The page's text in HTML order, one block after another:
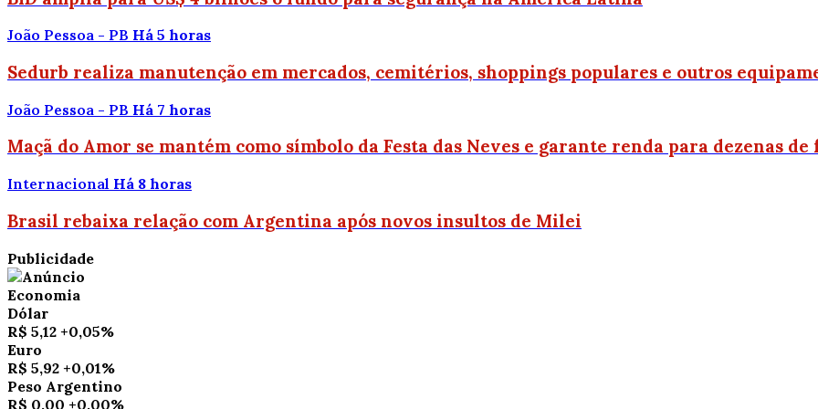
João Pessoa - PB Há 5 horas
Sedurb realiza manutenção em mercados, cemitérios, shoppings populares e outros
João Pessoa - PB Há 7 horas
Maçã do Amor se mantém como símbolo da Festa das Neves e garante renda para dezenas
Internacional Há 8 horas
Brasil rebaixa relação com Argentina após novos insultos de Milei
Publicidade
Economia
Dólar
R$ 5,12 +0,05%
Euro
R$ 5,92 +0,01%
Peso Argentino
R$ 0,00 +0,00%